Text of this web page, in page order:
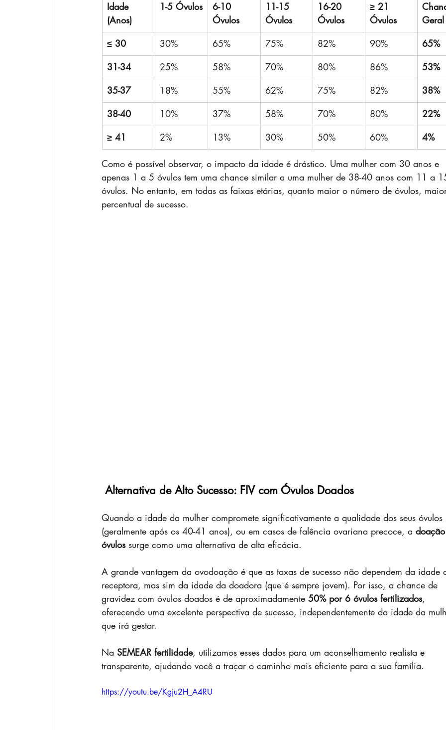
Idade
(Anos)
1-5 Óvulos
6-10
Óvulos
11-15
Óvulos
16-20
Óvulos
≥ 21
Óvulos
Geral
≤ 30
30% 65% 75% 82% 90%
65%
31-34
25% 58% 70% 80% 86%
53%
35-37
18% 55% 62% 75% 82%
38%
38-40
10% 37% 58% 70% 80%
22%
≥ 41
2% 13% 30% 50% 60% 4%
Como é possível observar, o impacto da idade é drástico. Uma mulher com 30 anos e
apenas 1 a 5 óvulos tem uma chance similar a uma mulher de 38-40 anos com 11 a
óvulos. No entanto, em todas as faixas etárias, quanto maior o número de óvulos,
percentual de sucesso.
Alternativa de Alto Sucesso: FIV com Óvulos Doados
Quando a idade da mulher compromete significativamente a qualidade dos seus óvulos
(geralmente após os 40-41 anos), ou em casos de falência ovariana precoce, a
óvulos surge como uma alternativa de alta eficácia.
A grande vantagem da ovodoação é que as taxas de sucesso não dependem da idade
receptora, mas sim da idade da doadora (que é sempre jovem). Por isso, a chance de
gravidez com óvulos doados é de aproximadamente 50% por 6 óvulos fertilizados,
oferecendo uma excelente perspectiva de sucesso, independentemente da idade da
que irá gestar.
Na SEMEAR fertilidade, utilizamos esses dados para um aconselhamento realista e
transparente, ajudando você a traçar o caminho mais eficiente para a sua família.
https://youtu.be/Kgju2H_A4RU